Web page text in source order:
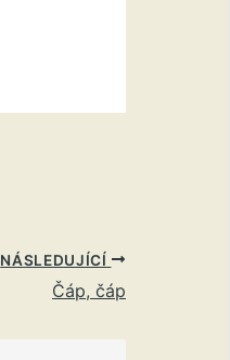
NÁSLEDUJÍCÍ
Čáp, čáp